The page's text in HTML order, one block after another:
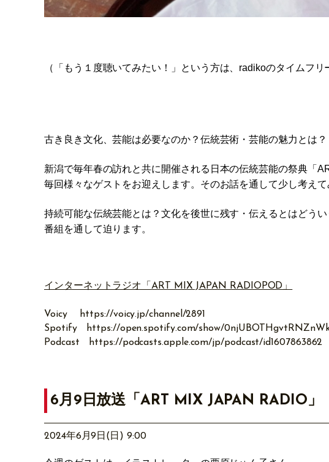
（「もう１度聴いてみたい！」という方は、radikoのタイムフリ
古き良き文化、芸能は必要なのか？伝統芸術・芸能の魅力とは？
新潟で毎年春の訪れと共に開催される日本の伝統芸能の祭典「
毎回様々なゲストをお迎えします。そのお話を通して少し考えて
持続可能な伝統芸能とは？文化を後世に残す・伝えるとはどうい
番組を通して迫ります。
インターネットラジオ「ART MIX JAPAN RADIOPOD」
Voicy https://voicy.jp/channel/2891
Spotify https://open.spotify.com/show/
Podcast https://podcasts.apple.com/jp/podcast/id1607863862
6月9日放送「ART MIX JAPAN RADIO」
2024年6月9日(日) 9:00